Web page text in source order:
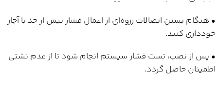
• هنگام بستن اتصالات رزوه‌ای از اعمال فشار بیش از حد با آچار
خودداری کنید.
• پس از نصب، تست فشار سیستم انجام شود تا از عدم نشتی
اطمینان حاصل گردد.